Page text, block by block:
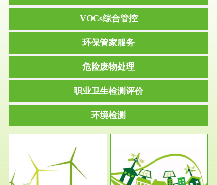
VOCs综合管控
环保管家服务
危险废物处理
职业卫生检测评价
环境检测
服务范围